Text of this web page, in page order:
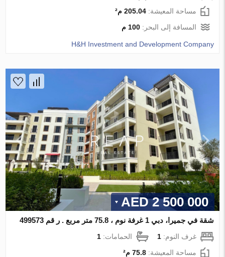
مساحة المعيشة:205.04 م²
المسافة إلى البحر:100 م
H&H Investment and Development Company
2 500 000 AED
شقة في جميرا، دبي 1 غرفة نوم ، 75.8 متر مربع . ر قم 499573
غرف النوم:1 الحمامات:1
مساحة المعيشة:75.8 م²